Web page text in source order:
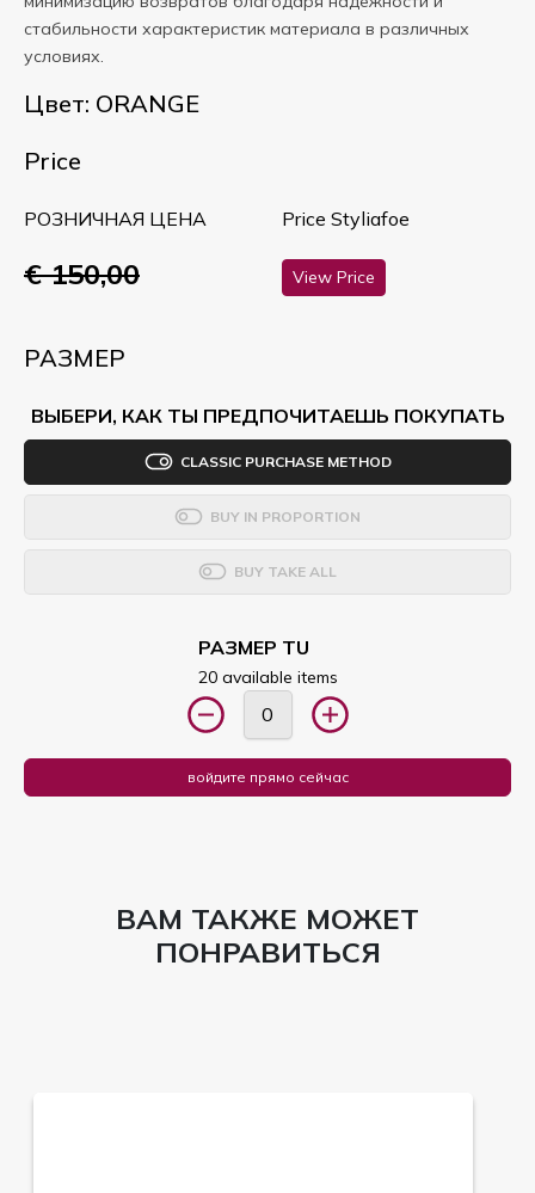
стабильности характеристик материала в различных
условиях.
Цвет: ORANGE
Price
РОЗНИЧНАЯ ЦЕНА
€ 150,00
Price Styliafoe
View Price
РАЗМЕР
ВЫБЕРИ, КАК ТЫ ПРЕДПОЧИТАЕШЬ ПОКУПАТЬ
CLASSIC PURCHASE METHOD
BUY IN PROPORTION
BUY TAKE ALL
РАЗМЕР TU
20 available items
войдите прямо сейчас
ВАМ ТАКЖЕ МОЖЕТ
ПОНРАВИТЬСЯ